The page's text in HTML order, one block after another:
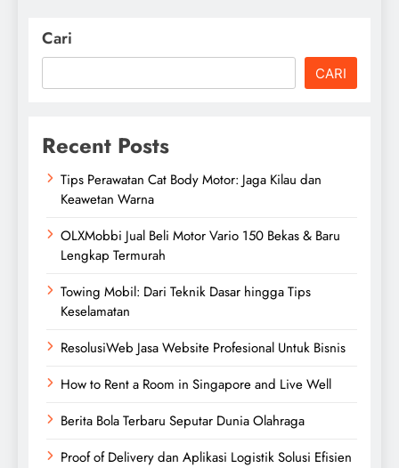
Cari
CARI
Recent Posts
Tips Perawatan Cat Body Motor: Jaga Kilau dan
Keawetan Warna
OLXMobbi Jual Beli Motor Vario 150 Bekas & Baru
Lengkap Termurah
Towing Mobil: Dari Teknik Dasar hingga Tips
Keselamatan
ResolusiWeb Jasa Website Profesional Untuk Bisnis
How to Rent a Room in Singapore and Live Well
Berita Bola Terbaru Seputar Dunia Olahraga
Proof of Delivery dan Aplikasi Logistik Solusi Efisien